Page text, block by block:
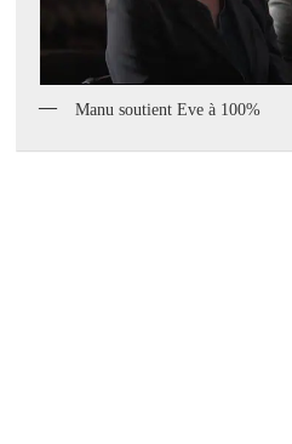
Manu soutient Eve à 100%